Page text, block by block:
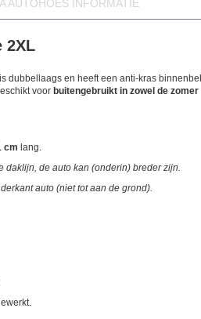
2XL
dubbellaags en heeft een anti-kras
voorbuitengebruikt in zowel de zomer
cm lang.
daklijn, de auto kan (onderin) breder zijn.
auto (niet tot aan de grond).
AUTOHOES INFORMATIE